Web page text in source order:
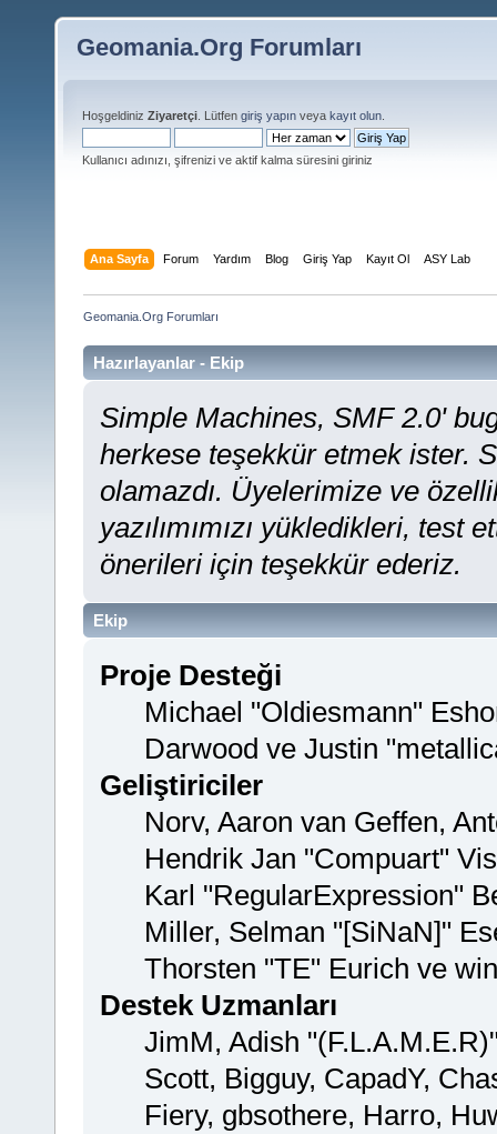
Geomania.Org Forumları
Hoşgeldiniz Ziyaretçi . Lütfen giriş yapın veya kayıt olun
Kullanıcı adınızı, şifrenizi ve aktif kalma süresini giriniz
Ana Sayfa Forum Yardım Blog Giriş Yap Kayıt Ol ASY Lab
Geomania.Org Forumları
Hazırlayanlar - Ekip
Simple Machines, SMF 2.0'
herkese teşekkür etmek ister.
olamazdı. Üyelerimize ve
yazılımımızı yükledikleri,
önerileri için teşekkür ederiz.
Ekip
Proje Desteği
Michael "Oldiesmann"
Darwood ve Justin
Geliştiriciler
Norv, Aaron van Geffen,
Hendrik Jan "Compuart"
Karl "RegularExpression"
Miller, Selman "[SiNaN]"
Thorsten "TE" Eurich ve
Destek Uzmanları
JimM, Adish
Scott, Bigguy, CapadY,
Fiery, gbsothere, Harro,